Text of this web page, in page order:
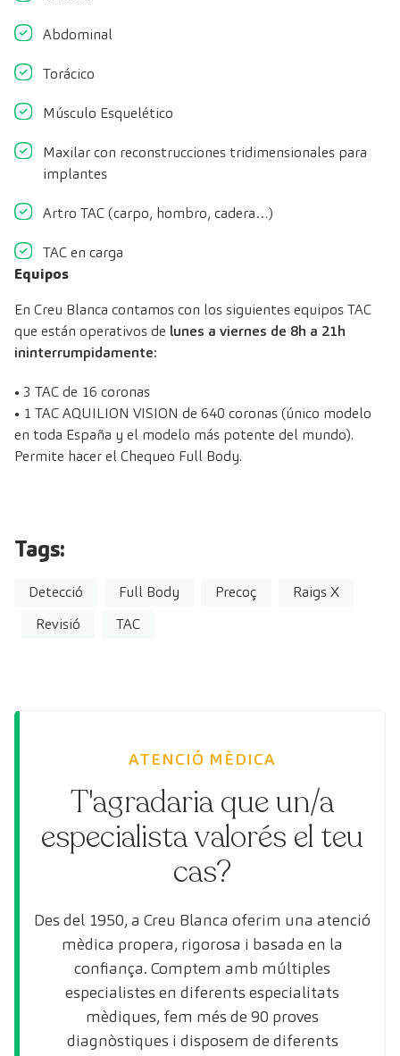
Abdominal
Torácico
Músculo Esquelético
Maxilarcon reconstrucciones tridimensionales para
implantes
Artro TAC (carpo, hombro, cadera…)
TAC en carga
Equipos
En Creu Blanca contamos con los siguientes equipos TAC
que están operativos de lunes a viernes de 8h a 21h
ininterrumpidamente:
• 3 TAC de 16 coronas
• 1 TAC AQUILION VISION de 640 coronas (único modelo
en toda España y el modelo más potente del mundo).
Permite hacer el Chequeo Full Body.
Tags:
Detecció Full Body Precoç
Raigs X
Revisió
TAC
ATENCIÓ MÈDICA
T'agradaria que un/a
especialista valorés el teu
cas?
Des del 1950, a Creu Blanca oferim una atenció
mèdica propera, rigorosa i basada en la
confiança. Comptem amb múltiples
especialistes en diferents especialitats
mèdiques, fem més de 90 proves
diagnòstiques i disposem de diferents